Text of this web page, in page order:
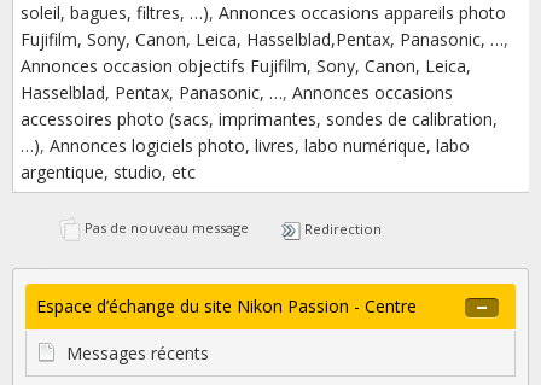
soleil, bagues, filtres, …), Annonces occasions appareils photo
Fujifilm, Sony, Canon, Leica, Hasselblad,Pentax, Panasonic, …,
Annonces occasion objectifs Fujifilm, Sony, Canon, Leica,
Hasselblad, Pentax, Panasonic, …, Annonces occasions
accessoires photo (sacs, imprimantes, sondes de calibration,
…), Annonces logiciels photo, livres, labo numérique, labo
argentique, studio, etc
Pas de nouveau message Redirection
Espace d’échange du site Nikon Passion - Centre
d'informations
Messages récents